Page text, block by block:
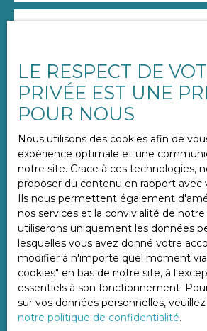
Téléphone
-
Vous souhaitez
Votre message
J'accepte le traitement de mes
personnelles conformément au
souhaitez pas faire l'objet de
commerciale par voie
LE RESPECT DE
PRIVÉE EST UNE
POUR NOUS
Nous utilisons des cookies afin de
expérience optimale et une
notre site. Grace à ces technologies,
proposer du contenu en rapport avec
Ils nous permettent également
nos services et la convivialité de
utiliserons uniquement les données
lesquelles vous avez donné votre
modifier à n'importe quel moment via
cookies″ en bas de notre site, à
essentiels à son fonctionnement.
sur vos données personnelles,
notre politique de confidentialité.